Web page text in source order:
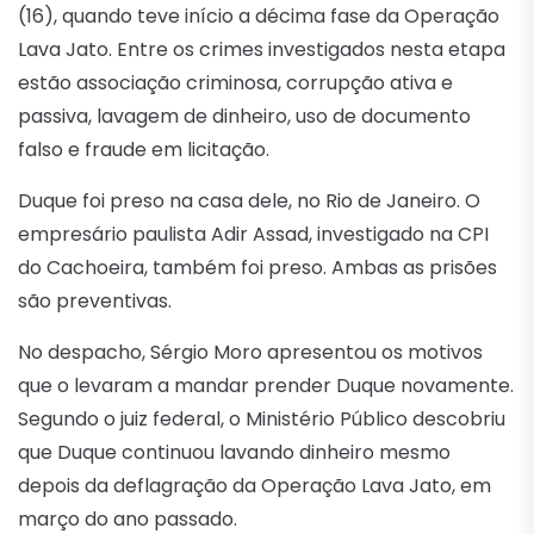
(16), quando teve início a décima fase da Operação
Lava Jato. Entre os crimes investigados nesta etapa
estão associação criminosa, corrupção ativa e
passiva, lavagem de dinheiro, uso de documento
falso e fraude em licitação.
Duque foi preso na casa dele, no Rio de Janeiro. O
empresário paulista Adir Assad, investigado na CPI
do Cachoeira, também foi preso. Ambas as prisões
são preventivas.
No despacho, Sérgio Moro apresentou os motivos
que o levaram a mandar prender Duque novamente.
Segundo o juiz federal, o Ministério Público descobriu
que Duque continuou lavando dinheiro mesmo
depois da deflagração da Operação Lava Jato, em
março do ano passado.